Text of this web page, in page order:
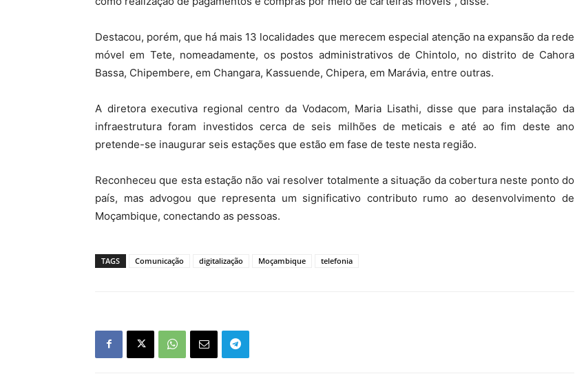
Destacou, porém, que há mais 13 localidades que merecem especial atenção na expansão da rede
móvel em Tete, nomeadamente, os postos administrativos de Chintolo, no distrito de Cahora
Bassa, Chipembere, em Changara, Kassuende, Chipera, em Marávia, entre outras.
A diretora executiva regional centro da Vodacom, Maria Lisathi, disse que para instalação da
infraestrutura foram investidos cerca de seis milhões de meticais e até ao fim deste ano
pretende-se inaugurar seis estações que estão em fase de teste nesta região.
Reconheceu que esta estação não vai resolver totalmente a situação da cobertura neste ponto do
país, mas advogou que representa um significativo contributo rumo ao desenvolvimento de
Moçambique, conectando as pessoas.
TAGS Comunicação digitalização Moçambique telefonia